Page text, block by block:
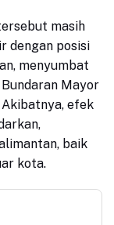
masih
dengan posisi
menyumbat
Mayor
Akibatnya, efek
baik
kota.